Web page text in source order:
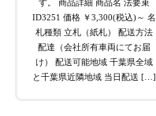
す。 商品詳細 商品名 法要束
ID3251 価格 ￥3,300(税込)～ 名
札種類 立札（紙札） 配送方法
配達（会社所有車両にてお届
け） 配送可能地域 千葉県全域
と千葉県近隣地域 当日配送 […]